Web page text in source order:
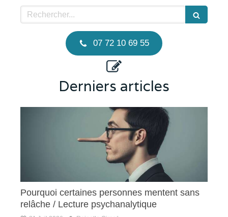
Rechercher
07 72 10 69 55
Derniers articles
Pourquoi certaines personnes mentent sans
relâche / Lecture psychanalytique